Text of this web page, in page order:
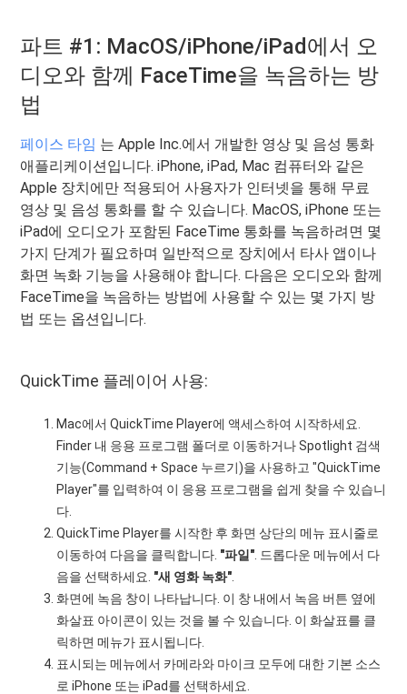
파트 #1: MacOS/iPhone/iPad에서 오
디오와 함께 FaceTime을 녹음하는 방
법
페이스 타임 는 Apple Inc.에서 개발한 영상 및 음성 통화
애플리케이션입니다. iPhone, iPad, Mac 컴퓨터와 같은
Apple 장치에만 적용되어 사용자가 인터넷을 통해 무료
영상 및 음성 통화를 할 수 있습니다. MacOS, iPhone 또는
iPad에 오디오가 포함된 FaceTime 통화를 녹음하려면 몇
가지 단계가 필요하며 일반적으로 장치에서 타사 앱이나
화면 녹화 기능을 사용해야 합니다. 다음은 오디오와 함께
FaceTime을 녹음하는 방법에 사용할 수 있는 몇 가지 방
법 또는 옵션입니다.
QuickTime 플레이어 사용:
Mac에서 QuickTime Player에 액세스하여 시작하세요.
Finder 내 응용 프로그램 폴더로 이동하거나 Spotlight 검색
기능(Command + Space 누르기)을 사용하고 "QuickTime
Player"를 입력하여 이 응용 프로그램을 쉽게 찾을 수 있습니
다.
QuickTime Player를 시작한 후 화면 상단의 메뉴 표시줄로
이동하여 다음을 클릭합니다. "파일" . 드롭다운 메뉴에서 다
음을 선택하세요. "새 영화 녹화"
화면에 녹음 창이 나타납니다. 이 창 내에서 녹음 버튼 옆에
화살표 아이콘이 있는 것을 볼 수 있습니다. 이 화살표를 클
릭하면 메뉴가 표시됩니다.
표시되는 메뉴에서 카메라와 마이크 모두에 대한 기본 소스
로 iPhone 또는 iPad를 선택하세요.